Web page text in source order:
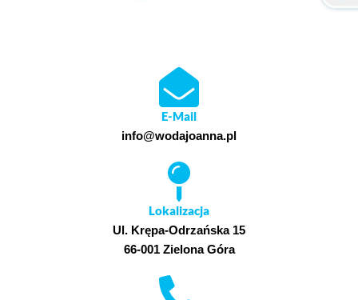
E-Mail
info@wodajoanna.pl
Lokalizacja
Ul. Krępa-Odrzańska 15
66-001 Zielona Góra